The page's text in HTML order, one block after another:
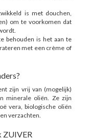
is met douchen,
om te voorkomen dat
behouden is het aan te
met een crème of
zijn vrij van (mogelijk)
minerale oliën. Ze zijn
vera, biologische oliën
verzachten.